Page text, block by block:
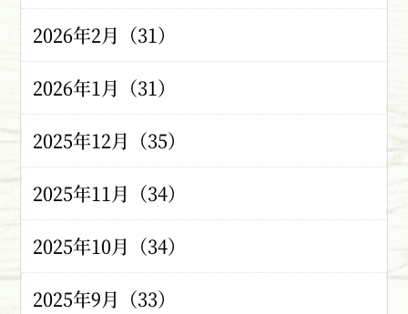
2026年2月（31）
2026年1月（31）
2025年12月（35）
2025年11月（34）
2025年10月（34）
2025年9月（33）